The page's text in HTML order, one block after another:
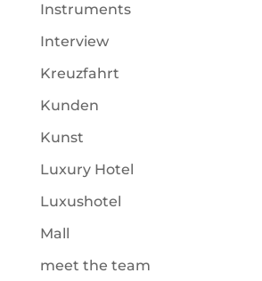
Instruments
Interview
Kreuzfahrt
Kunden
Kunst
Luxury Hotel
Luxushotel
Mall
meet the team